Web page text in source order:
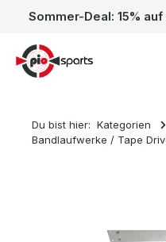
Zum Hauptinhalt springen
Du bist hier: Kategorien
Bandlaufwerke / Tape